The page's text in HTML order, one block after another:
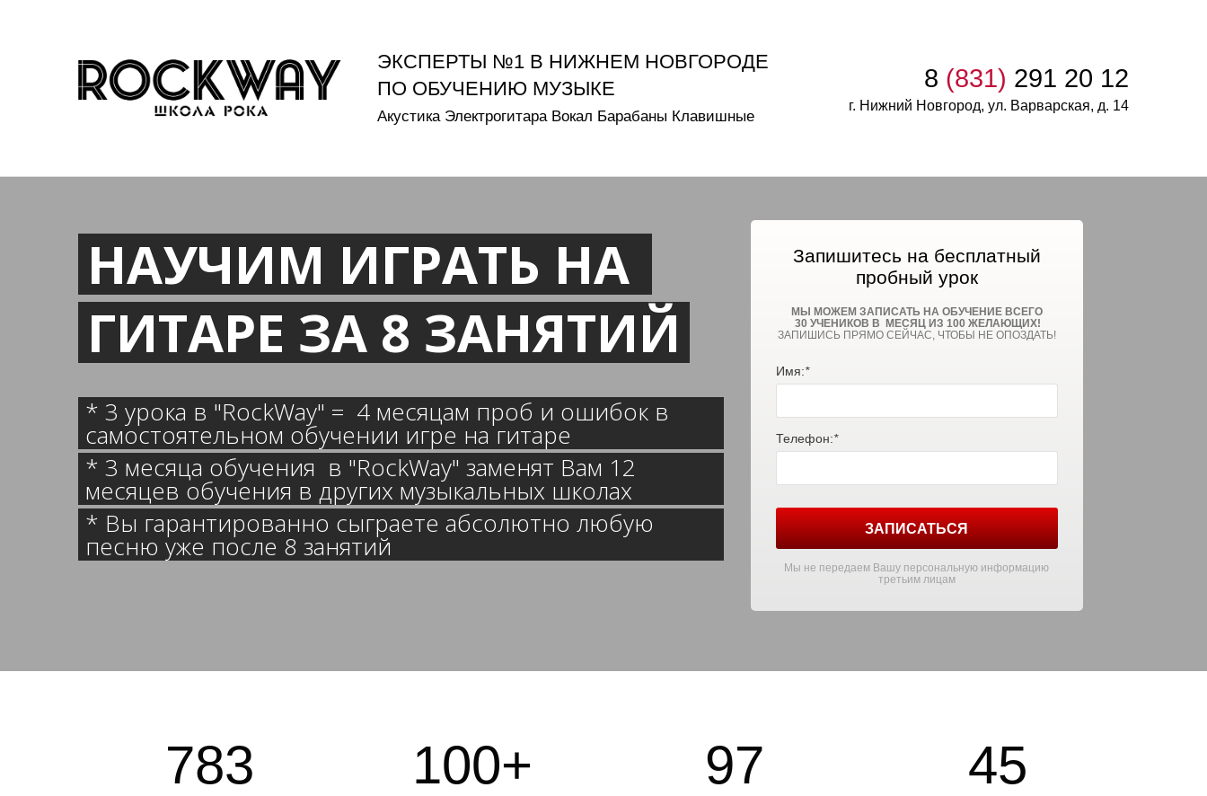
ЭКСПЕРТЫ №1 В НИЖНЕМ НОВГОРОДЕ
ПО ОБУЧЕНИЮ МУЗЫКЕ
Акустика Электрогитара Вокал Барабаны Клавишные
8 (831) 291 20 12
г. Нижний Новгород, ул. Варварская, д. 14
НАУЧИМ ИГРАТЬ НА
ГИТАРЕ ЗА 8 ЗАНЯТИЙ
* 3 урока в "RockWay" = 4 месяцам проб и ошибок в
самостоятельном обучении игре на гитаре
* 3 месяца обучения в "RockWay" заменят Вам 12
месяцев обучения в других музыкальных школах
* Вы гарантированно сыграете абсолютно любую
песню уже после 8 занятий
Запишитесь на бесплатный
пробный урок
МЫ МОЖЕМ ЗАПИСАТЬ НА ОБУЧЕНИЕ ВСЕГО
30 УЧЕНИКОВ В МЕСЯЦ ИЗ 100 ЖЕЛАЮЩИХ!
ЗАПИШИСЬ ПРЯМО СЕЙЧАС, ЧТОБЫ НЕ ОПОЗДАТЬ!
Имя:*
Телефон:*
ЗАПИСАТЬСЯ
Мы не передаем Вашу персональную информацию
третьим лицам
783 100+ 97 45